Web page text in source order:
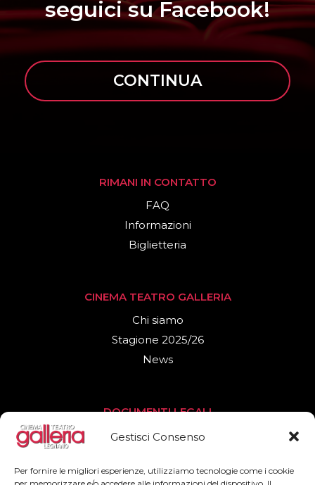
Gestisci Consenso
Per fornire le migliori esperienze, utilizziamo tecnologie come i cookie
seguici su Facebook!
CONTINUA
RIMANI IN CONTATTO
FAQ
Informazioni
Biglietteria
CINEMA TEATRO GALLERIA
Chi siamo
Stagione 2025/26
News
DOCUMENTI LEGALI
Privacy Policy